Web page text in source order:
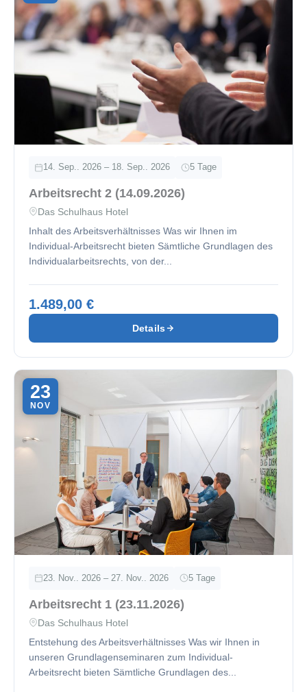
14. Sep.. 2026 – 18. Sep.. 2026 5 Tage
Arbeitsrecht 2 (14.09.2026)
Das Schulhaus Hotel
Inhalt des Arbeitsverhältnisses Was wir Ihnen im
Individual-Arbeitsrecht bieten Sämtliche Grundlagen des
Individualarbeitsrechts, von der...
1.489,00 €
Details
23
NOV
23. Nov.. 2026 – 27. Nov.. 2026 5 Tage
Arbeitsrecht 1 (23.11.2026)
Das Schulhaus Hotel
Entstehung des Arbeitsverhältnisses Was wir Ihnen in
unseren Grundlagenseminaren zum Individual-
Arbeitsrecht bieten Sämtliche Grundlagen des...